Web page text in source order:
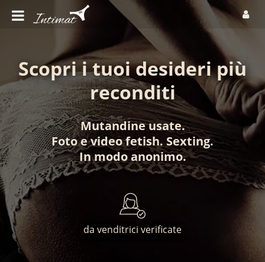
Scopri i tuoi desideri più
reconditi
Mutandine usate.
Fotoevideo fetish. Sexting.
In modo anonimo.
da venditrici verificate